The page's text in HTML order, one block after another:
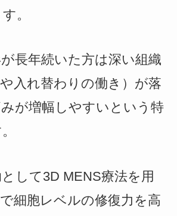
。
長年続いた方は深い組織
入れ替わりの働き）が落
が増幅しやすいという特
して3D MENS療法を用
細胞レベルの修復力を高